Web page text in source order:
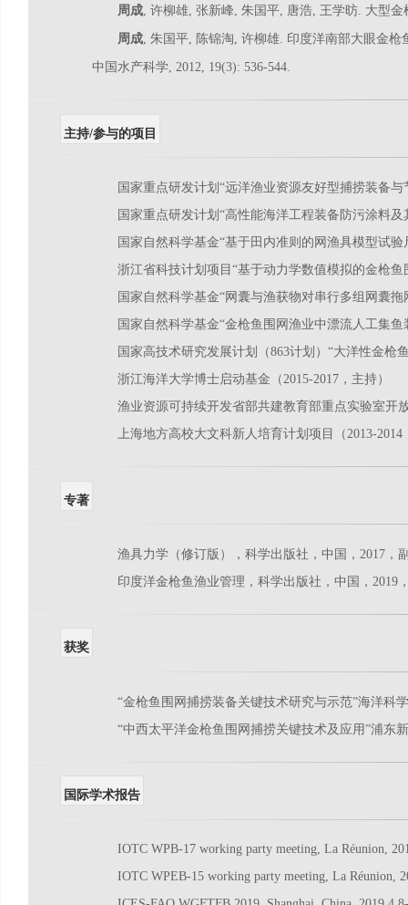
周成, 许柳雄, 张新峰, 朱国平, 唐浩, 王学昉. 大型
周成, 朱国平, 陈锦淘, 许柳雄. 印度洋南部大眼金
中国水产科学, 2012, 19(3): 536-544.
主持/参与的项目
国家重点研发计划“远洋渔业资源友好型捕捞装备
国家重点研发计划“高性能海洋工程装备防污涂料
国家自然科学基金“基于田内准则的网渔具模型试
浙江省科技计划项目“基于动力学数值模拟的金枪
国家自然科学基金“网囊与渔获物对串行多组网囊
国家自然科学基金“金枪鱼围网渔业中漂流人工集
国家高技术研究发展计划（863计划）“大洋性金枪
浙江海洋大学博士启动基金（2015-2017，主持）
渔业资源可持续开发省部共建教育部重点实验室开
上海地方高校大文科新人培育计划项目（2013-2014
专著
渔具力学（修订版），科学出版社，中国，2017，
印度洋金枪鱼渔业管理，科学出版社，中国，2019
获奖
“金枪鱼围网捕捞装备关键技术研究与示范”海洋科
“中西太平洋金枪鱼围网捕捞关键技术及应用”浦东
国际学术报告
IOTC WPB-17 working party meeting, La Réunion,
IOTC WPEB-15 working party meeting, La Réunion,